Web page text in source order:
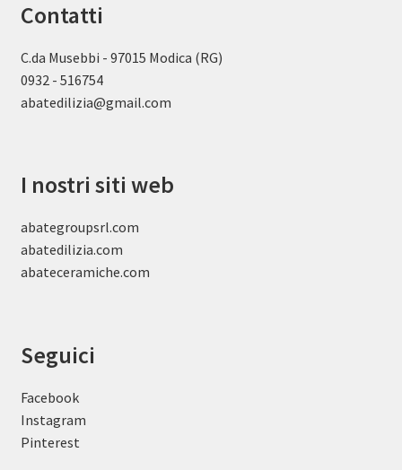
Contatti
C.da Musebbi - 97015 Modica (RG)
0932 - 516754
abatedilizia@gmail.com
I nostri siti web
abategroupsrl.com
abatedilizia.com
abateceramiche.com
Seguici
Facebook
Instagram
Pinterest